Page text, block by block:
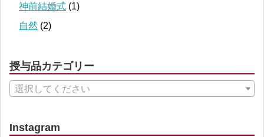
神前結婚式 (1)
自然 (2)
授与品カテゴリー
選択してください
Instagram